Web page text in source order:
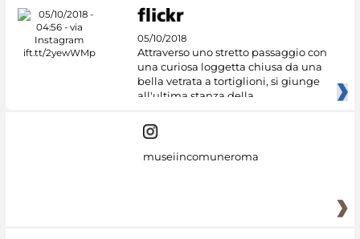
05/10/2018
Attraverso uno stretto passaggio con
una curiosa loggetta chiusa da una
bella vetrata a tortiglioni, si giunge
all'ultima stanza della
museiincomuneroma